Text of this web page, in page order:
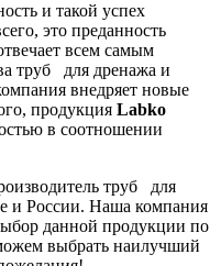
и такой успех
это преданность
всем самым
труб
для дренажа и
внедряет новые
продукция Labko
в соотношении
труб
для
и России. Наша компания
данной продукции по
выбрать наилучший